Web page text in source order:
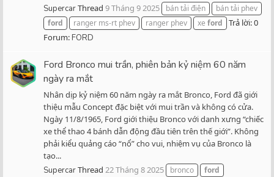
SupercarThread 9 Tháng 9 2025 bán tải điện
bán tải phev
ford
ranger ms-rt phev ranger phev xe ford
Trả lời: 0
Forum:FORD
Ford Bronco mui trần, phiên bản kỷ niệm 60 năm
ngày ra mắt
Nhân dịp kỷ niệm 60 năm ngày ra mắt Bronco, Ford đã giới
thiệu mẫu Concept đặc biệt với mui trần và không có cửa.
Ngày 11/8/1965, Ford giới thiệu Bronco với danh xưng “chiếc
xe thể thao 4 bánh dẫn động đầu tiên trên thế giới”. Không
phải kiểu quảng cáo “nổ” cho vui, nhiệm vụ của Bronco là
tạo...
SupercarThread 22 Tháng 8 2025 bronco
ford